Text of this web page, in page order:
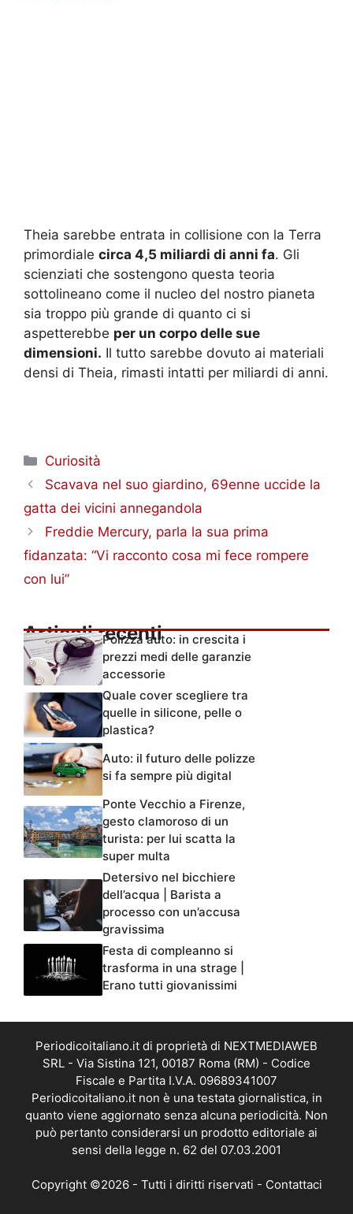
Theia sarebbe entrata in collisione con la Terra
primordiale circa 4,5 miliardi di anni fa. Gli
scienziati che sostengono questa teoria
sottolineano come il nucleo del nostro pianeta
sia troppo più grande di quanto ci si
aspetterebbe per un corpo delle sue
dimensioni. Il tutto sarebbe dovuto ai materiali
densi di Theia, rimasti intatti per miliardi di anni.
Categorie
Curiosità
Scavava nel suo giardino, 69enne uccide la
gatta dei vicini annegandola
Freddie Mercury, parla la sua prima
fidanzata: “Vi racconto cosa mi fece rompere
con lui”
Articoli recentiPolizza auto: in crescita i
prezzi medi delle garanzie
accessorie
Quale cover scegliere tra
quelle in silicone, pelle o
plastica?
Auto: il futuro delle polizze
si fa sempre più digital
Ponte Vecchio a Firenze,
gesto clamoroso di un
turista: per lui scatta la
super multa
Detersivo nel bicchiere
dell’acqua | Barista a
processo con un’accusa
gravissima
Festa di compleanno si
trasforma in una strage |
Erano tutti giovanissimi
Periodicoitaliano.it di proprietà di NEXTMEDIAWEB
SRL - Via Sistina 121, 00187 Roma (RM) - Codice
Fiscale e Partita I.V.A. 09689341007
Periodicoitaliano.it non è una testata giornalistica, in
quanto viene aggiornato senza alcuna periodicità. Non
può pertanto considerarsi un prodotto editoriale ai
sensi della legge n. 62 del 07.03.2001
Copyright ©2026 - Tutti i diritti riservati - Contattaci